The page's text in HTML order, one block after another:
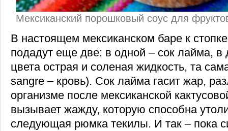
Мексиканский порошковый соус для
В настоящем мексиканском баре к
подадут еще две: в одной – сок лайма, в
цвета острая и соленая жидкость, та
sangre – кровь). Сок лайма гасит жар,
организме после мексиканской
вызывает жажду, которую способна
следующая рюмка текилы. И так – пока